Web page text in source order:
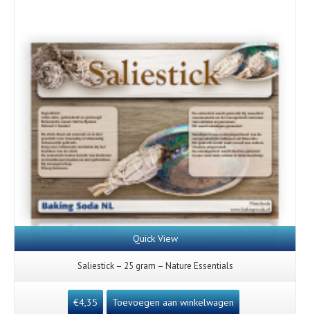
Quick View
Saliestick – 25 gram – Nature Essentials
€4,35 Toevoegen aan winkelwagen